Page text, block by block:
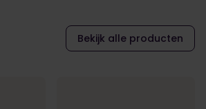
Bekijk alle producten